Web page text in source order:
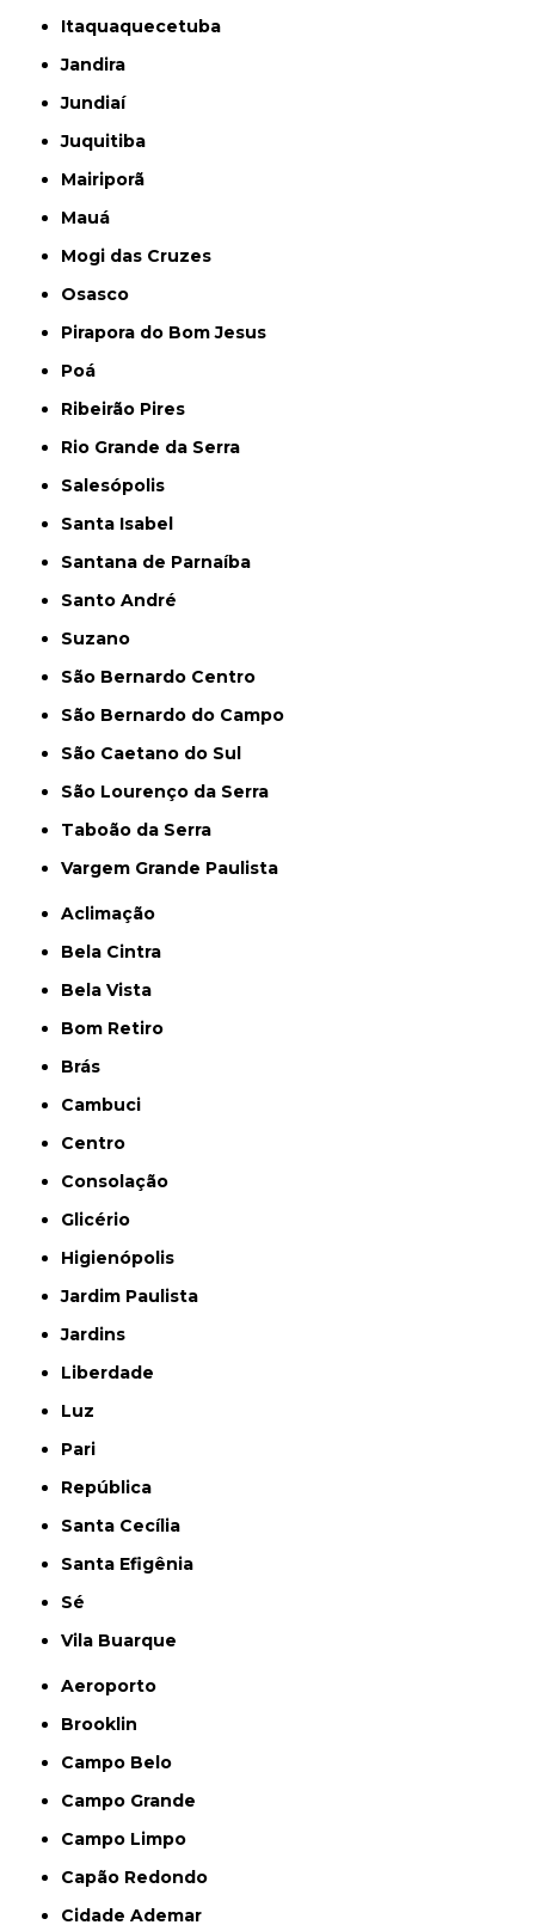
Itaquaquecetuba
Jandira
Jundiaí
Juquitiba
Mairiporã
Mauá
Mogi das Cruzes
Osasco
Pirapora do Bom Jesus
Poá
Ribeirão Pires
Rio Grande da Serra
Salesópolis
Santa Isabel
Santana de Parnaíba
Santo André
Suzano
São Bernardo Centro
São Bernardo do Campo
São Caetano do Sul
São Lourenço da Serra
Taboão da Serra
Vargem Grande Paulista
Aclimação
Bela Cintra
Bela Vista
Bom Retiro
Brás
Cambuci
Centro
Consolação
Glicério
Higienópolis
Jardim Paulista
Jardins
Liberdade
Luz
Pari
República
Santa Cecília
Santa Efigênia
Sé
Vila Buarque
Aeroporto
Brooklin
Campo Belo
Campo Grande
Campo Limpo
Capão Redondo
Cidade Ademar